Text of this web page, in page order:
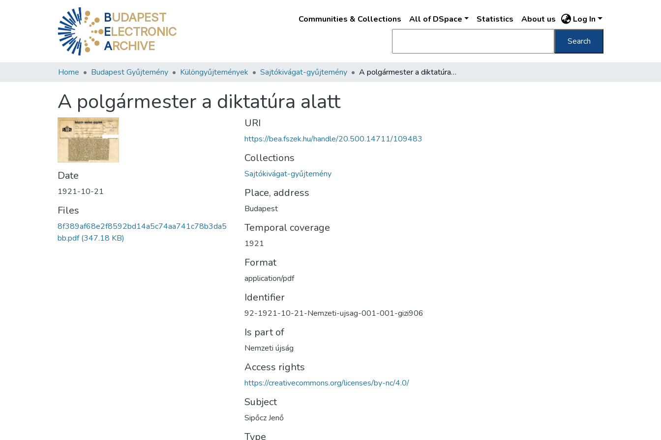
BUDAPEST
ELECTRONIC
ARCHIVE
Communities & Collections All of DSpace Statistics About us Log In
Search
Home Budapest Gyűjtemény Különgyűjtemények Sajtókivágat-gyűjtemény A polgármester a diktatúra alatt
A polgármester a diktatúra alatt
Date
1921-10-21
Files
8f389af68e2f8592bd14a5c74aa741c78b3da5
bb.pdf(347.18 KB)
URI
https://bea.fszek.hu/handle/20.500.14711/109483
Collections
Sajtókivágat-gyűjtemény
Place, address
Budapest
Temporal coverage
1921
Format
application/pdf
Identifier
92-1921-10-21-Nemzeti-ujsag-001-001-gizi906
Is part of
Nemzeti újság
Access rights
https://creativecommons.org/licenses/by-nc/4.0/
Subject
Sipőcz Jenő
Type